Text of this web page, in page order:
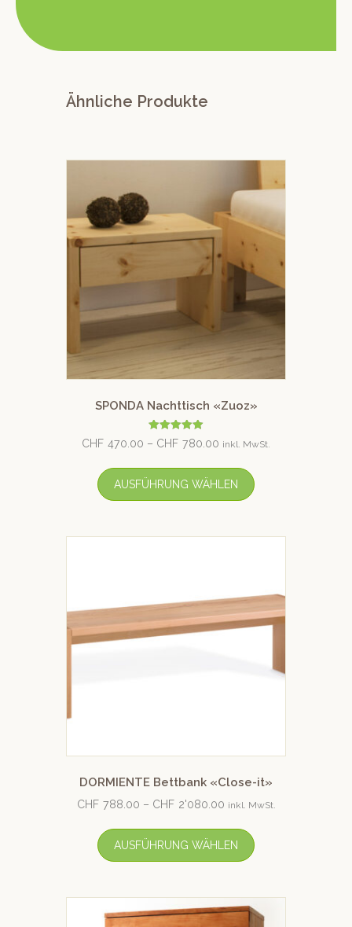
Ähnliche Produkte
SPONDA Nachttisch «Zuoz»
Bewertet mit
5.00
CHF 470.00 – CHF 780.00 inkl. MwSt.
AUSFÜHRUNG WÄHLEN
DORMIENTE Bettbank «Close-it»
CHF 788.00 – CHF 2'080.00 inkl. MwSt.
AUSFÜHRUNG WÄHLEN